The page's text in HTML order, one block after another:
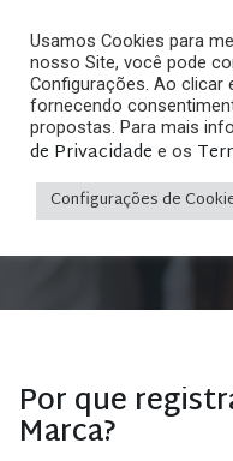
Home»Posts tagged
Por que
Marca?
Usamos Cookies para
nosso Site, você pode
Configurações. Ao clicar
fornecendo
propostas. Para mais
de Privacidade e os
Configurações de